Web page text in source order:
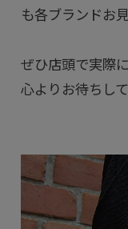
も各ブランドお
ぜひ店頭で実際
心よりお待ちして